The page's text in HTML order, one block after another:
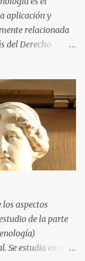
de Keio
aplicación y
relacionada
del Derecho
los principios de
Penal,
Ciencia Penal,
Procesal
sí y la parte
a las
a las
privación de
los aspectos
de la parte
estudia en el